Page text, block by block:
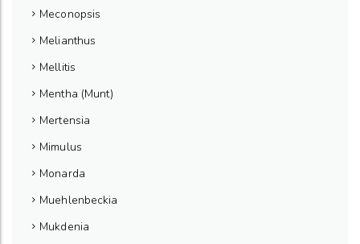
Meconopsis
Melianthus
Mellitis
Mentha (Munt)
Mertensia
Mimulus
Monarda
Muehlenbeckia
Mukdenia